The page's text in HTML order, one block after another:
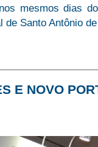
mesmos dias
Santo Antônio
E NOVO